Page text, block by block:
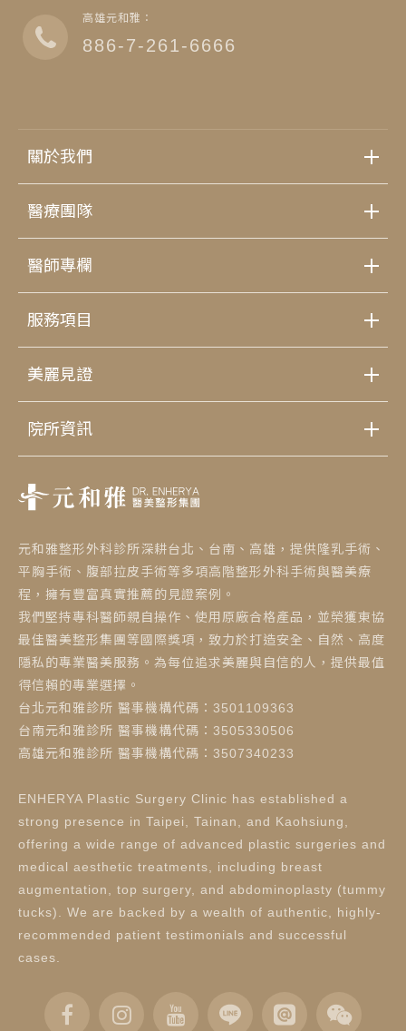
高雄元和雅：
886-7-261-6666
關於我們
醫療團隊
醫師專欄
服務項目
美麗見證
院所資訊
元和雅整形外科診所深耕台北、台南、高雄，提供隆乳手術、
平胸手術、腹部拉皮手術等多項高階整形外科手術與醫美療
程，擁有豐富真實推薦的見證案例。
我們堅持專科醫師親自操作、使用原廠合格產品，並榮獲東協
最佳醫美整形集團等國際獎項，致力於打造安全、自然、高度
隱私的專業醫美服務。為每位追求美麗與自信的人，提供最值
得信賴的專業選擇。
台北元和雅診所 醫事機構代碼：3501109363
台南元和雅診所 醫事機構代碼：3505330506
高雄元和雅診所 醫事機構代碼：3507340233
ENHERYA Plastic Surgery Clinic has established a
strong presence in Taipei, Tainan, and Kaohsiung,
offering a wide range of advanced plastic surgeries and
medical aesthetic treatments, including breast
augmentation, top surgery, and abdominoplasty (tummy
tucks). We are backed by a wealth of authentic, highly-
recommended patient testimonials and successful
cases.